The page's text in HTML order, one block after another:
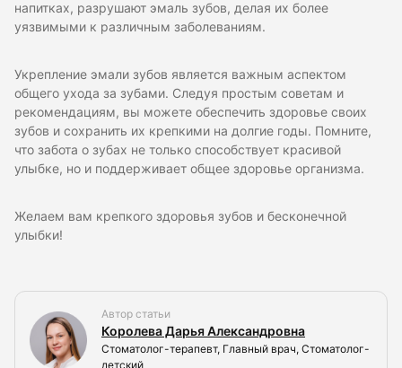
напитках, разрушают эмаль зубов, делая их более
уязвимыми к различным заболеваниям.
Укрепление эмали зубов является важным аспектом
общего ухода за зубами. Следуя простым советам и
рекомендациям, вы можете обеспечить здоровье своих
зубов и сохранить их крепкими на долгие годы. Помните,
что забота о зубах не только способствует красивой
улыбке, но и поддерживает общее здоровье организма.
Желаем вам крепкого здоровья зубов и бесконечной
улыбки!
Автор статьи
Королева Дарья Александровна
Стоматолог-терапевт, Главный врач, Стоматолог-
детский